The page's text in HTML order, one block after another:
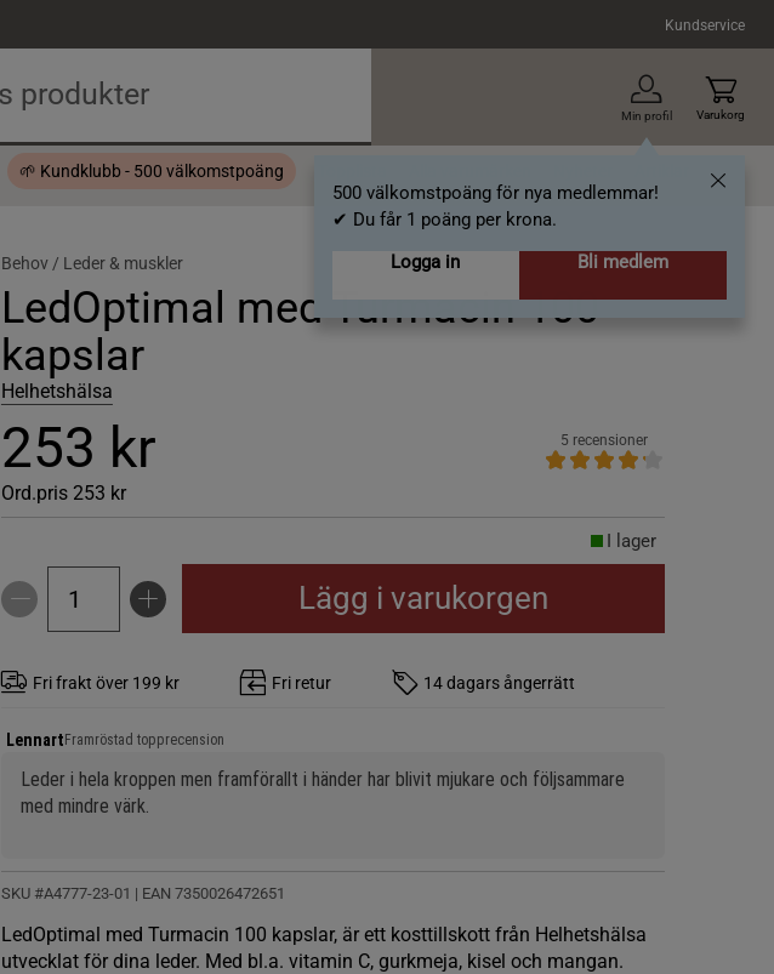
Kundservice
Min profil
500 välkomstpoäng för nya medlemmar!
✔ Du får 1 poäng per krona.
Logga in
Bli medlem
Varukorg
🌱 Kundklubb - 500 välkomstpoäng
Behov / Leder & muskler
LedOptimal med Turmacin 100
kapslar
Helhetshälsa
253 kr
Ord.pris 253 kr
5 recensioner
I lager
Lägg i varukorgen
Fri frakt över 199 kr Fri retur 14 dagars ångerrätt
Lennart Framröstad topprecension
Leder i hela kroppen men framförallt i händer har blivit mjukare och följsammare
med mindre värk.
SKU #A4777-23-01 | EAN 7350026472651
LedOptimal med Turmacin 100 kapslar, är ett kosttillskott från Helhetshälsa
utvecklat för dina leder. Med bl.a. vitamin C, gurkmeja, kisel och mangan.